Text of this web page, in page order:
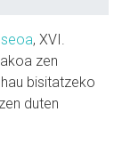
, XVI.
zen
bisitatzeko
duten